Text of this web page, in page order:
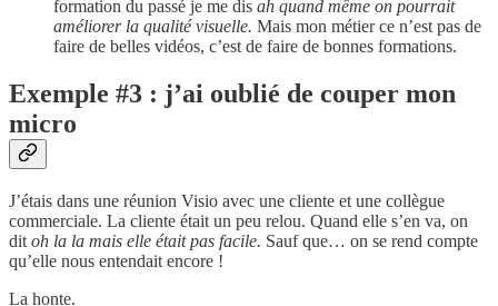
formation du passé je me dis ah quand même on pourrait
améliorer la qualité visuelle. Mais mon métier ce n’est pas de
faire de belles vidéos, c’est de faire de bonnes formations.
Exemple #3 : j’ai oublié de couper mon
micro
J’étais dans une réunion Visio avec une cliente et une collègue
commerciale. La cliente était un peu relou. Quand elle s’en va, on
dit oh la la mais elle était pas facile. Sauf que… on se rend compte
qu’elle nous entendait encore !
La honte.